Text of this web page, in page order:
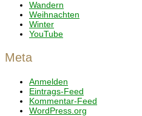
Wandern
Weihnachten
Winter
YouTube
Meta
Anmelden
Eintrags-Feed
Kommentar-Feed
WordPress.org